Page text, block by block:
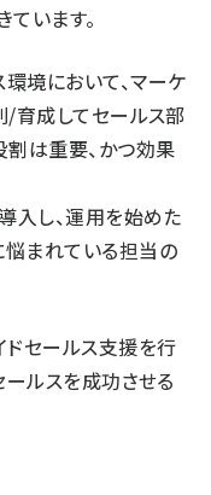
います。
境において、マーケ
/育成してセールス部
割は重要、かつ効果
入し、運用を始めた
まれている担当の
ドセールス支援を行
ールスを成功させる